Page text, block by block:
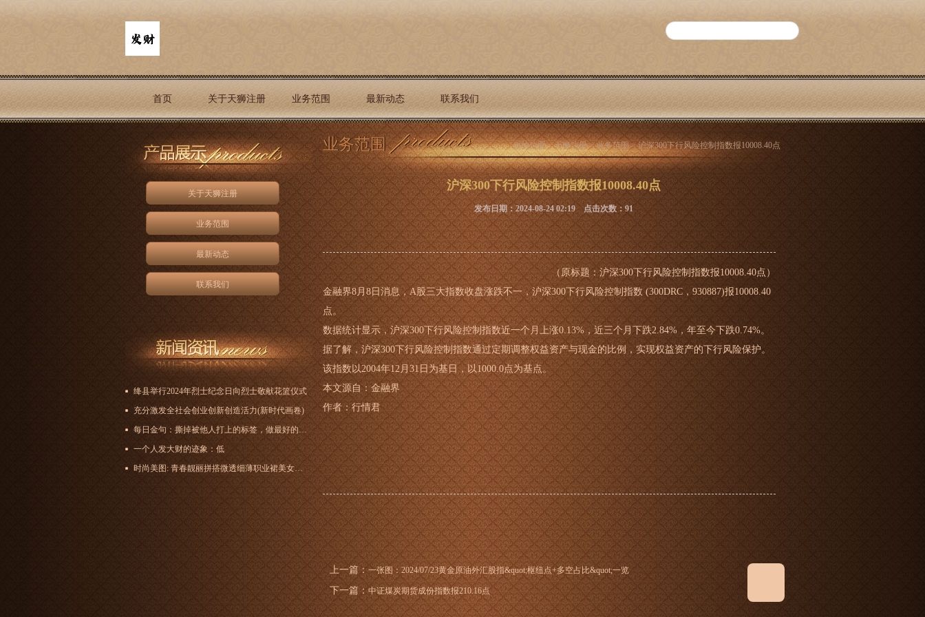
首页 关于天狮注册 业务范围 最新动态 联系我们
关于天狮注册
业务范围
最新动态
联系我们
绛县举行2024年烈士纪念日向烈士敬献花篮仪式
充分激发全社会创业创新创造活力(新时代画卷)
每日金句：撕掉被他人打上的标签，做最好的自己
一个人发大财的迹象：低
时尚美图: 青春靓丽拼搭微透细薄职业裙美女图集
业务范围 你的位置：天狮注册>业务范围> 沪深300下行风险控制指数报10008.40点
沪深300下行风险控制指数报10008.40点
发布日期：2024-08-24 02:19 点击次数：91
（原标题：沪深300下行风险控制指数报10008.40点）
金融界8月8日消息，A股三大指数收盘涨跌不一，沪深300下行风险控制指数 (300DRC，930887)报10008.40
点。
数据统计显示，沪深300下行风险控制指数近一个月上涨0.13%，近三个月下跌2.84%，年至今下跌0.74%。
据了解，沪深300下行风险控制指数通过定期调整权益资产与现金的比例，实现权益资产的下行风险保护。
该指数以2004年12月31日为基日，以1000.0点为基点。
本文源自：金融界
作者：行情君
上一篇： 一张图：2024/07/23黄金原油外汇股指&quot;枢纽点+多空占比&quot;一览
下一篇：中证煤炭期货成份指数报210.16点